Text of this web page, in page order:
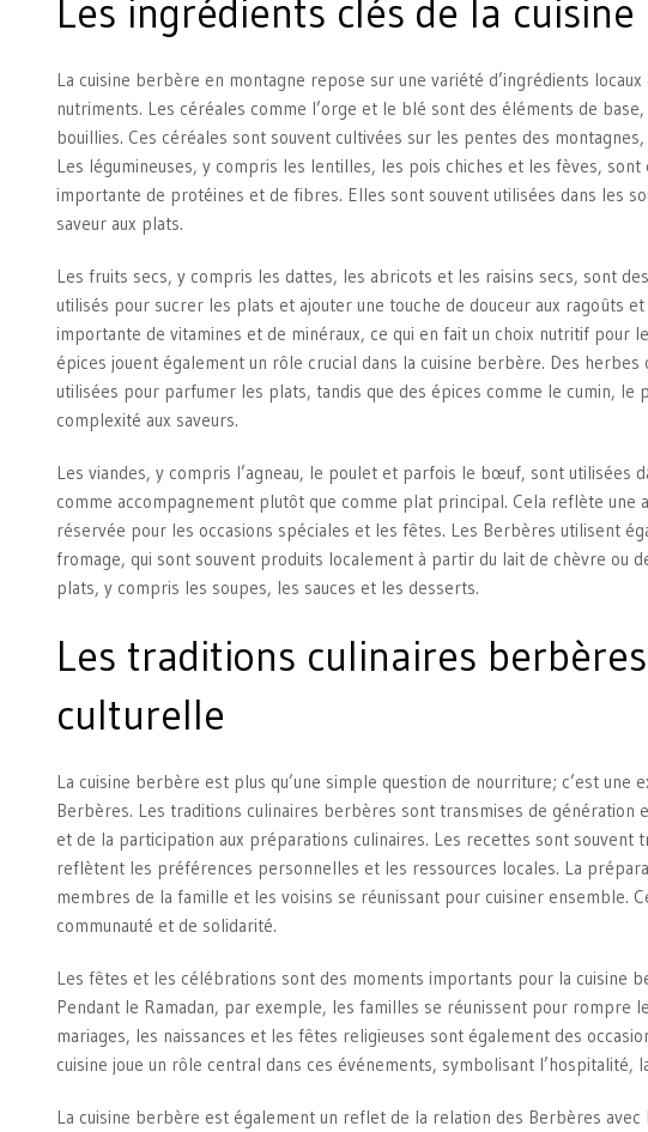
Les ingrédients clés de la
La cuisine berbère en montagne repose sur une variété d’ingrédients
nutriments. Les céréales comme l’orge et le blé sont des éléments de
bouillies. Ces céréales sont souvent cultivées sur les pentes des
Les légumineuses, y compris les lentilles, les pois chiches et les fèves,
importante de protéines et de fibres. Elles sont souvent utilisées dans les
saveur aux plats.
Les fruits secs, y compris les dattes, les abricots et les raisins secs, sont
utilisés pour sucrer les plats et ajouter une touche de douceur aux ragoûts
importante de vitamines et de minéraux, ce qui en fait un choix nutritif pour
épices jouent également un rôle crucial dans la cuisine berbère. Des
utilisées pour parfumer les plats, tandis que des épices comme le cumin,
complexité aux saveurs.
Les viandes, y compris l’agneau, le poulet et parfois le bœuf, sont utilisées
comme accompagnement plutôt que comme plat principal. Cela reflète
réservée pour les occasions spéciales et les fêtes. Les Berbères utilisent
fromage, qui sont souvent produits localement à partir du lait de chèvre ou
plats, y compris les soupes, les sauces et les desserts.
Les traditions culinaires
culturelle
La cuisine berbère est plus qu’une simple question de nourriture; c’est une
Berbères. Les traditions culinaires berbères sont transmises de génération
et de la participation aux préparations culinaires. Les recettes sont souvent
reflètent les préférences personnelles et les ressources locales. La
membres de la famille et les voisins se réunissant pour cuisiner ensemble.
communauté et de solidarité.
Les fêtes et les célébrations sont des moments importants pour la cuisine
Pendant le Ramadan, par exemple, les familles se réunissent pour rompre
mariages, les naissances et les fêtes religieuses sont également des
cuisine joue un rôle central dans ces événements, symbolisant l’hospitalité,
La cuisine berbère est également un reflet de la relation des Berbères